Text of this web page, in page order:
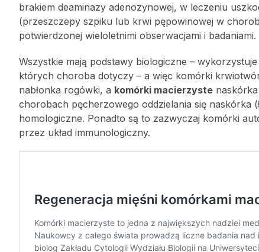
brakiem deaminazy adenozynowej, w leczeniu
(przeszczepy szpiku lub krwi pępowinowej w
potwierdzonej wieloletnimi obserwacjami i badaniami.
Wszystkie mają podstawy biologiczne –
których choroba dotyczy – a więc komórki
nabłonka rogówki, a komórki macierzyste
chorobach pęcherzowego oddzielania się naskórka
homologiczne. Ponadto są to zazwyczaj komórki
przez układ immunologiczny.